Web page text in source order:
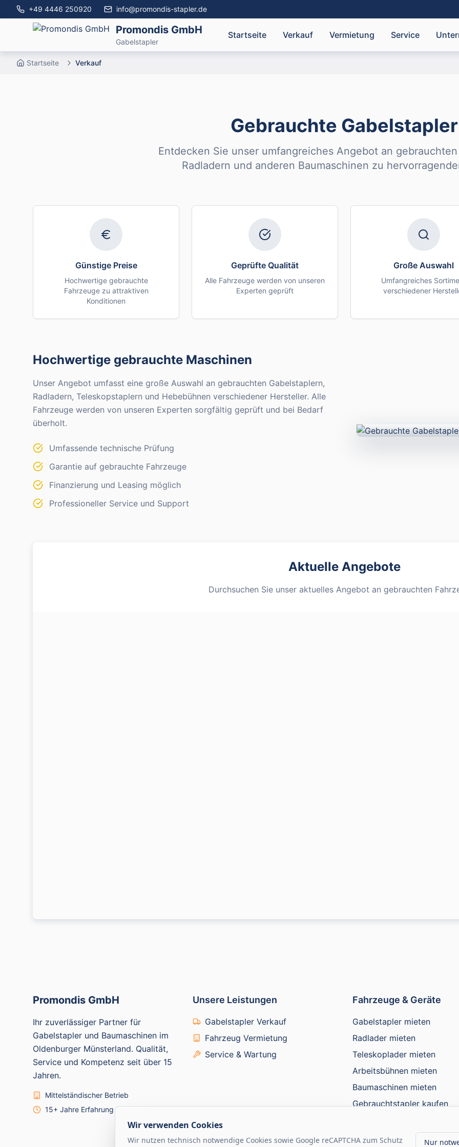
+49 4446 250920 info@promondis-stapler.de
Promondis GmbH
Gabelstapler
Startseite Verkauf Vermietung Service
Startseite Verkauf
Gebrauchte Gabelstapler
Entdecken Sie unser umfangreiches Angebot an
Radladern und anderen Baumaschinen zu
Günstige Preise
Hochwertige gebrauchte
Fahrzeuge zu attraktiven
Konditionen
Geprüfte Qualität
Alle Fahrzeuge werden von unseren
Experten geprüft
Große Auswahl
Umfangreiches
verschiedener
Hochwertige gebrauchte Maschinen
Unser Angebot umfasst eine große Auswahl an gebrauchten Gabelstaplern,
Radladern, Teleskopstaplern und Hebebühnen verschiedener Hersteller. Alle
Fahrzeuge werden von unseren Experten sorgfältig geprüft und bei Bedarf
überholt.
Umfassende technische Prüfung
Garantie auf gebrauchte Fahrzeuge
Finanzierung und Leasing möglich
Professioneller Service und Support
Aktuelle Angebote
Durchsuchen Sie unser aktuelles Angebot an gebrauchten
Promondis GmbH
Ihr zuverlässiger Partner für
Gabelstapler und Baumaschinen im
Oldenburger Münsterland. Qualität,
Service und Kompetenz seit über 15
Jahren.
Mittelständischer Betrieb
15+ Jahre Erfahrung
Unsere Leistungen
Gabelstapler Verkauf
Fahrzeug Vermietung
Service & Wartung
Fahrzeuge & Geräte
Gabelstapler mieten
Radlader mieten
Teleskoplader mieten
Arbeitsbühnen mieten
Baumaschinen mieten
Gebrauchtstapler kaufen
Wir verwenden Cookies
Wir nutzen technisch notwendige Cookies sowie Google reCAPTCHA zum Schutz
Nur